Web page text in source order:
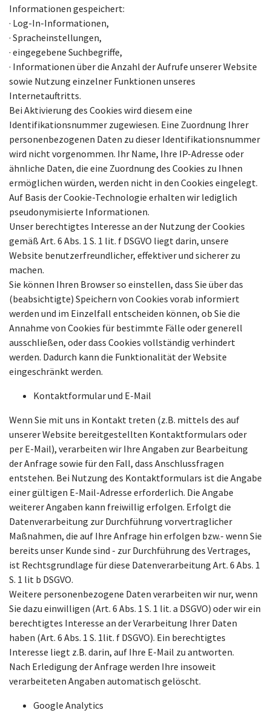
Informationen gespeichert:
· Log-In-Informationen,
· Spracheinstellungen,
· eingegebene Suchbegriffe,
· Informationen über die Anzahl der Aufrufe unserer Website
sowie Nutzung einzelner Funktionen unseres
Internetauftritts.
Bei Aktivierung des Cookies wird diesem eine
Identifikationsnummer zugewiesen. Eine Zuordnung Ihrer
personenbezogenen Daten zu dieser Identifikationsnummer
wird nicht vorgenommen. Ihr Name, Ihre IP-Adresse oder
ähnliche Daten, die eine Zuordnung des Cookies zu Ihnen
ermöglichen würden, werden nicht in den Cookies eingelegt.
Auf Basis der Cookie-Technologie erhalten wir lediglich
pseudonymisierte Informationen.
Unser berechtigtes Interesse an der Nutzung der Cookies
gemäß Art. 6 Abs. 1 S. 1 lit. f DSGVO liegt darin, unsere
Website benutzerfreundlicher, effektiver und sicherer zu
machen.
Sie können Ihren Browser so einstellen, dass Sie über das
(beabsichtigte) Speichern von Cookies vorab informiert
werden und im Einzelfall entscheiden können, ob Sie die
Annahme von Cookies für bestimmte Fälle oder generell
ausschließen, oder dass Cookies vollständig verhindert
werden. Dadurch kann die Funktionalität der Website
eingeschränkt werden.
Kontaktformular und E-Mail
Wenn Sie mit uns in Kontakt treten (z.B. mittels des auf
unserer Website bereitgestellten Kontaktformulars oder
per E-Mail), verarbeiten wir Ihre Angaben zur Bearbeitung
der Anfrage sowie für den Fall, dass Anschlussfragen
entstehen. Bei Nutzung des Kontaktformulars ist die Angabe
einer gültigen E-Mail-Adresse erforderlich. Die Angabe
weiterer Angaben kann freiwillig erfolgen. Erfolgt die
Datenverarbeitung zur Durchführung vorvertraglicher
Maßnahmen, die auf Ihre Anfrage hin erfolgen bzw.- wenn Sie
bereits unser Kunde sind - zur Durchführung des Vertrages,
ist Rechtsgrundlage für diese Datenverarbeitung Art. 6 Abs. 1
S. 1 lit b DSGVO.
Weitere personenbezogene Daten verarbeiten wir nur, wenn
Sie dazu einwilligen (Art. 6 Abs. 1 S. 1 lit. a DSGVO) oder wir ein
berechtigtes Interesse an der Verarbeitung Ihrer Daten
haben (Art. 6 Abs. 1 S. 1lit. f DSGVO). Ein berechtigtes
Interesse liegt z.B. darin, auf Ihre E-Mail zu antworten.
Nach Erledigung der Anfrage werden Ihre insoweit
verarbeiteten Angaben automatisch gelöscht.
Google Analytics